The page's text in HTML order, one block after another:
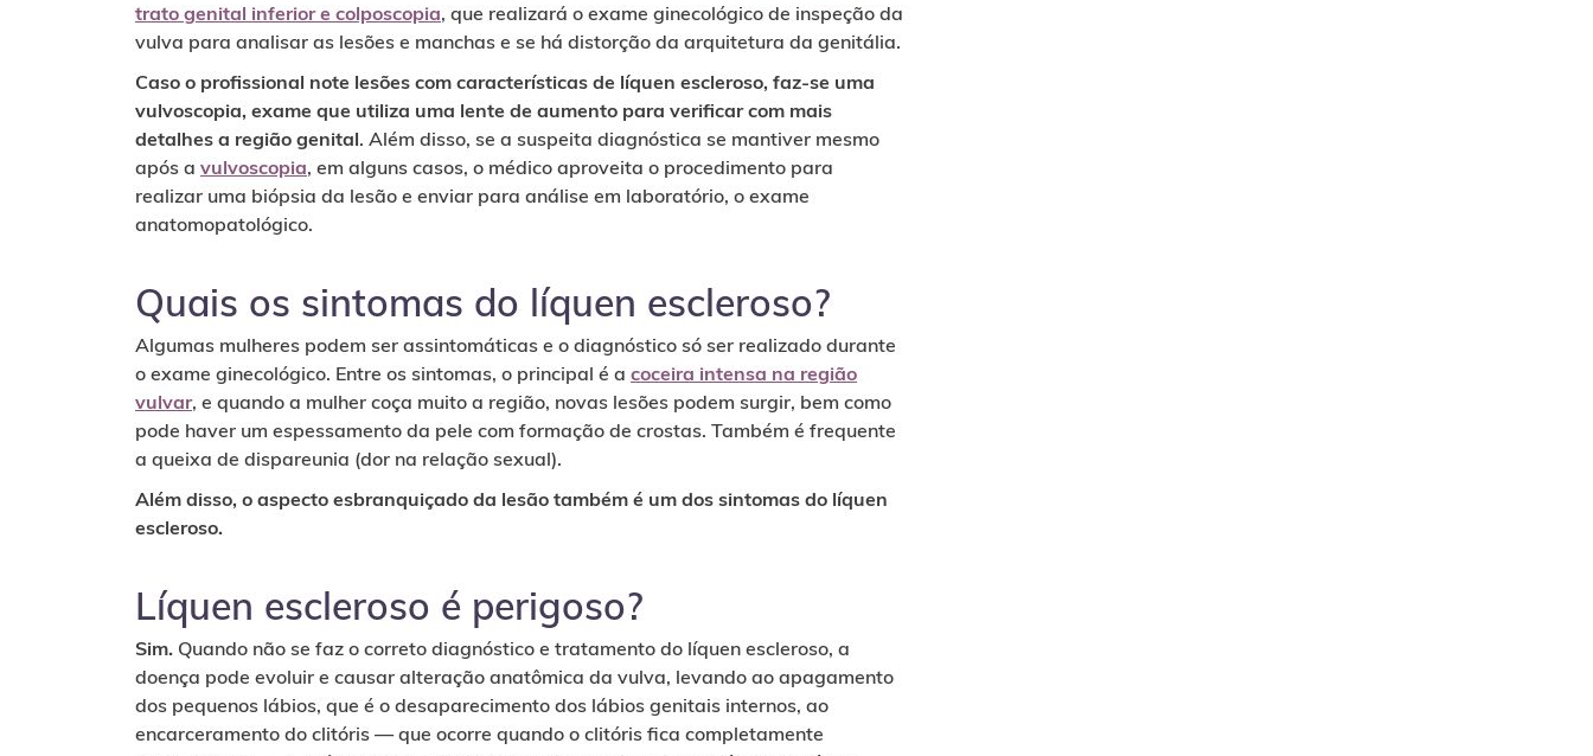
trato genital inferior e colposcopia, que realizará o exame ginecológico de inspeção da
vulva para analisar as lesões e manchas e se há distorção da arquitetura da genitália.
Caso o profissional note lesões com características de líquen escleroso, faz-se uma
vulvoscopia, exame que utiliza uma lente de aumento para verificar com mais
detalhes a região genital. Além disso, se a suspeita diagnóstica se mantiver mesmo
após a vulvoscopia, em alguns casos, o médico aproveita o procedimento para
realizar uma biópsia da lesão e enviar para análise em laboratório, o exame
anatomopatológico.
Quais os sintomas do líquen escleroso?
Algumas mulheres podem ser assintomáticas e o diagnóstico só ser realizado durante
o exame ginecológico. Entre os sintomas, o principal é a coceira intensa na região
vulvar, e quando a mulher coça muito a região, novas lesões podem surgir, bem como
pode haver um espessamento da pele com formação de crostas. Também é frequente
a queixa de dispareunia (dor na relação sexual).
Além disso, o aspecto esbranquiçado da lesão também é um dos sintomas do líquen
escleroso.
Líquen escleroso é perigoso?
Sim. Quando não se faz o correto diagnóstico e tratamento do líquen escleroso, a
doença pode evoluir e causar alteração anatômica da vulva, levando ao apagamento
dos pequenos lábios, que é o desaparecimento dos lábios genitais internos, ao
encarceramento do clitóris — que ocorre quando o clitóris fica completamente